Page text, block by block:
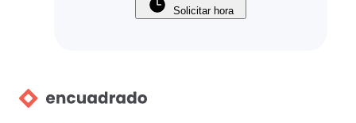
Solicitar hora